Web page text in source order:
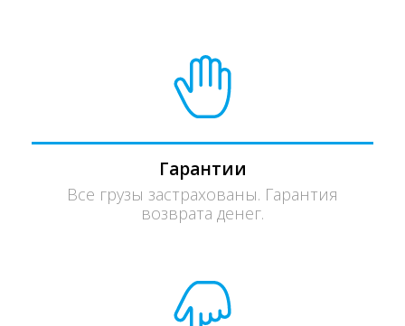
Гарантии
Все грузы застрахованы. Гарантия
возврата денег.